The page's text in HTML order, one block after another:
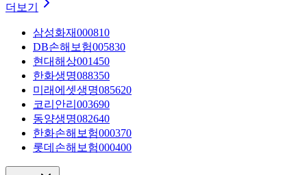
더보기
삼성화재000810
DB손해보험005830
현대해상001450
한화생명088350
미래에셋생명085620
코리안리 003690
동양생명082640
한화손해보험000370
롯데손해보험000400